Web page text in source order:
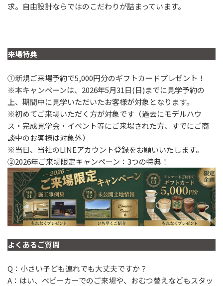
求。自由設計ならではのこだわりが詰まっています。
来場特典
①新規ご来場予約で5,000円分のギフトカードプレゼント！
※本キャンペーンは、2026年5月31日(日)までに見学予約の
上、期間中に見学いただいたお客様が対象となります。
※初めてご来場いただく方が対象です（過去にモデルハウ
ス・完成見学会・イベント等にご来場された方、すでにご商
談中のお客様は対象外）
※当日、当社のLINEアカウント登録をお願いいたします。
②2026年ご来場限定キャンペーン：3つの特典！
よくあるご質問
Q：小さい子ども連れでも大丈夫ですか？
A：はい、ベビーカーでのご来場や、おむつ替えなどもスタッ